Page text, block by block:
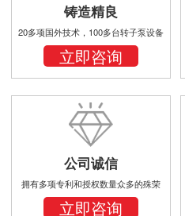
铸造精良
20多项国外技术，100多台转子泵设备
立即咨询
公司诚信
拥有多项专利和授权数量众多的殊荣
立即咨询